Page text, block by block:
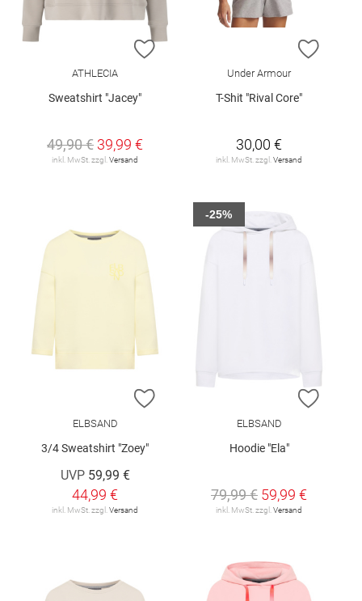
ZUR WUNSCHLISTE HINZUFÜGEN
ATHLECIA
Sweatshirt "Jacey"
49,90 € 39,99 €
inkl. MwSt. zzgl. Versand
ZUR
Under Armour
T-Shit "Rival Core"
30,00 €
inkl. MwSt. zzgl. Versand
ZUR WUNSCHLISTE HINZUFÜGEN
ELBSAND
3/4 Sweatshirt "Zoey"
UVP 59,99 €
44,99 €
inkl. MwSt. zzgl. Versand
ZUR
ELBSAND
Hoodie "Ela"
79,99 € 59,99 €
inkl. MwSt. zzgl. Versand
-25%